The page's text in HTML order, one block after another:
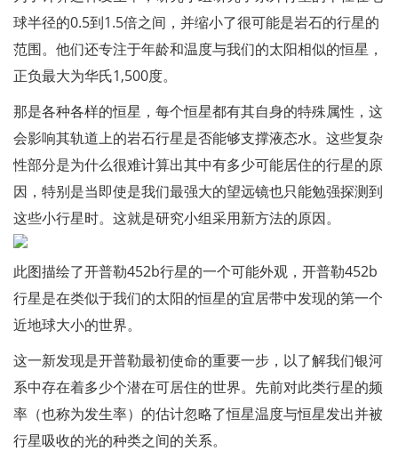
球半径的0.5到1.5倍之间，并缩小了很可能是岩石的行星的
范围。他们还专注于年龄和温度与我们的太阳相似的恒星，
正负最大为华氏1,500度。
那是各种各样的恒星，每个恒星都有其自身的特殊属性，这
会影响其轨道上的岩石行星是否能够支撑液态水。这些复杂
性部分是为什么很难计算出其中有多少可能居住的行星的原
因，特别是当即使是我们最强大的望远镜也只能勉强探测到
这些小行星时。这就是研究小组采用新方法的原因。
此图描绘了开普勒452b行星的一个可能外观，开普勒452b
行星是在类似于我们的太阳的恒星的宜居带中发现的第一个
近地球大小的世界。
这一新发现是开普勒最初使命的重要一步，以了解我们银河
系中存在着多少个潜在可居住的世界。先前对此类行星的频
率（也称为发生率）的估计忽略了恒星温度与恒星发出并被
行星吸收的光的种类之间的关系。